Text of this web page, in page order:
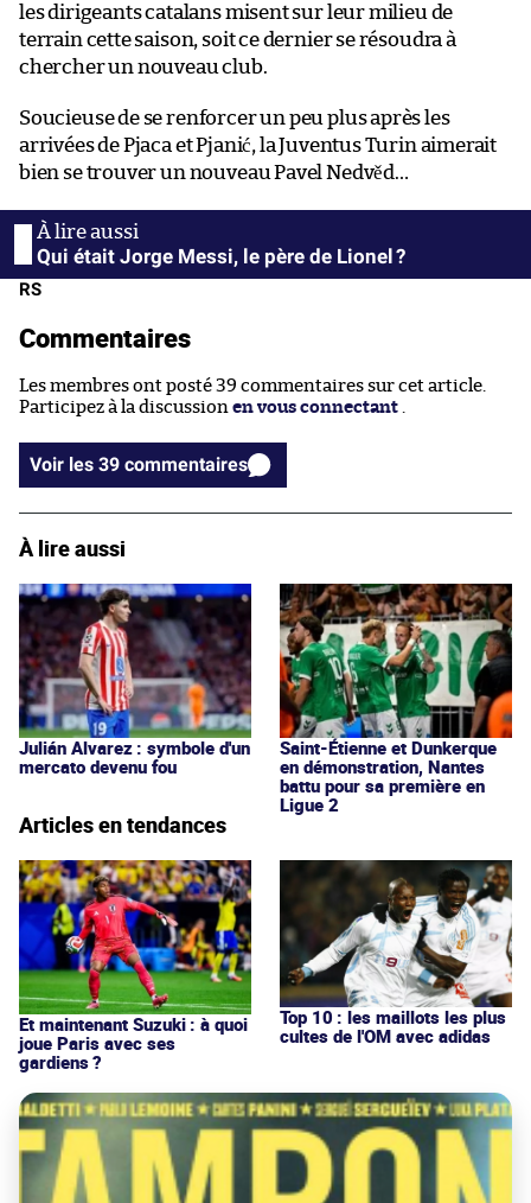
les dirigeants catalans misent sur leur milieu de
terrain cette saison, soit ce dernier se résoudra à
chercher un nouveau club.
Soucieuse de se renforcer un peu plus après les
arrivées de Pjaca et Pjanić, la Juventus Turin aimerait
bien se trouver un nouveau Pavel Nedvěd…
Qui était Jorge Messi, le père de Lionel ?
RS
Commentaires
Les membres ont posté 39 commentaires sur cet article.
Participez à la discussion en vous connectant
Voir les 39 commentaires
À lire aussi
Julián Alvarez : symbole d'un
mercato devenu fou
Saint-Étienne et Dunkerque
en démonstration, Nantes
battu pour sa première en
Ligue 2
Articles en tendances
Et maintenant Suzuki : à quoi
joue Paris avec ses
gardiens ?
Top 10 : les maillots les plus
cultes de l'OM avec adidas